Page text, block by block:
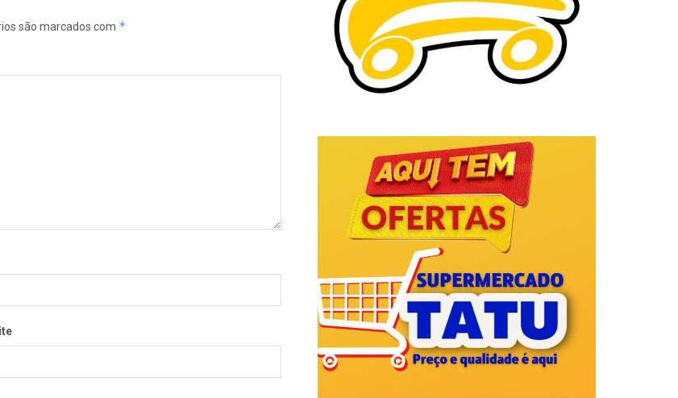
são marcados com *